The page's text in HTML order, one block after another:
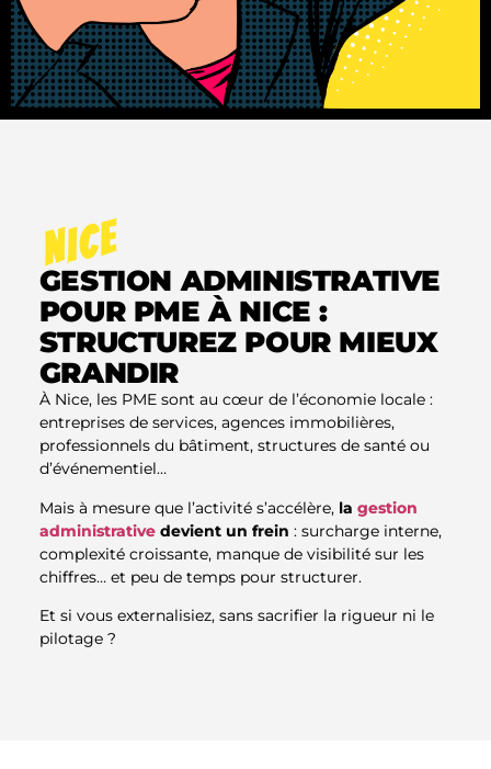
NICE
GESTION ADMINISTRATIVE
POUR PME À NICE :
STRUCTUREZ POUR MIEUX
GRANDIR
À Nice, les PME sont au cœur de l’économie locale :
entreprises de services, agences immobilières,
professionnels du bâtiment, structures de santé ou
d’événementiel…
Mais à mesure que l’activité s’accélère, la gestion
administrativedevient un frein : surcharge interne,
complexité croissante, manque de visibilité sur les
chiffres… et peu de temps pour structurer.
Et si vous externalisiez, sans sacrifier la rigueur ni le
pilotage ?